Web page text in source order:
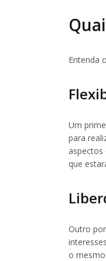
Entenda
Um
para
que
Outro
o